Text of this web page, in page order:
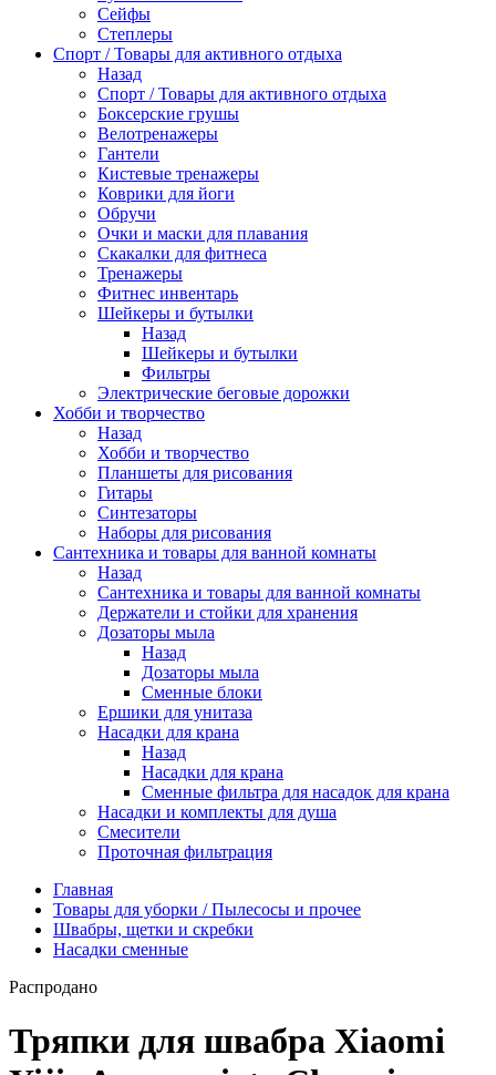
Сейфы
Степлеры
Спорт / Товары для активного отдыха
Назад
Спорт / Товары для активного отдыха
Боксерские грушы
Велотренажеры
Гантели
Кистевые тренажеры
Коврики для йоги
Обручи
Очки и маски для плавания
Скакалки для фитнеса
Тренажеры
Фитнес инвентарь
Шейкеры и бутылки
Назад
Шейкеры и бутылки
Фильтры
Электрические беговые дорожки
Хобби и творчество
Назад
Хобби и творчество
Планшеты для рисования
Гитары
Синтезаторы
Наборы для рисования
Сантехника и товары для ванной комнаты
Назад
Сантехника и товары для ванной комнаты
Держатели и стойки для хранения
Дозаторы мыла
Назад
Дозаторы мыла
Сменные блоки
Ершики для унитаза
Насадки для крана
Назад
Насадки для крана
Сменные фильтра для насадок для крана
Насадки и комплекты для душа
Смесители
Проточная фильтрация
Главная
Товары для уборки / Пылесосы и прочее
Швабры, щетки и скребки
Насадки сменные
Распродано
Тряпки для швабра Xiaomi